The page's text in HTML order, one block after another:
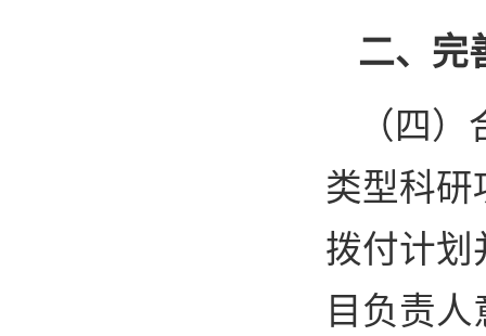
二、完
（四
类型科研
拨付计划
目负责